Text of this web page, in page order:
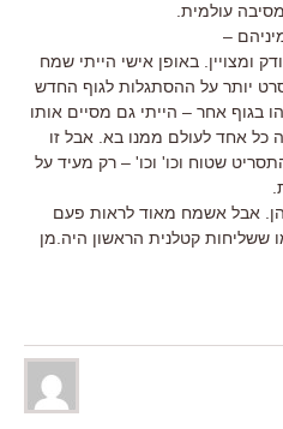
עולמית.
–
ומצויין. באופן אישי הייתי שמח
יותר על ההסתגלות לגוף החדש
בגוף אחר – הייתי גם מסיים אותו
כל אחד לעולם ממנו בא. אבל זו
שטוח וכו' וכו' – רק מעיד על
אבל אשמח מאוד לראות פעם
ששליחות קטלנית הראשון היה.מן